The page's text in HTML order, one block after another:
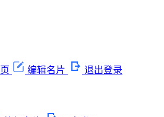
编辑名片 退出登录